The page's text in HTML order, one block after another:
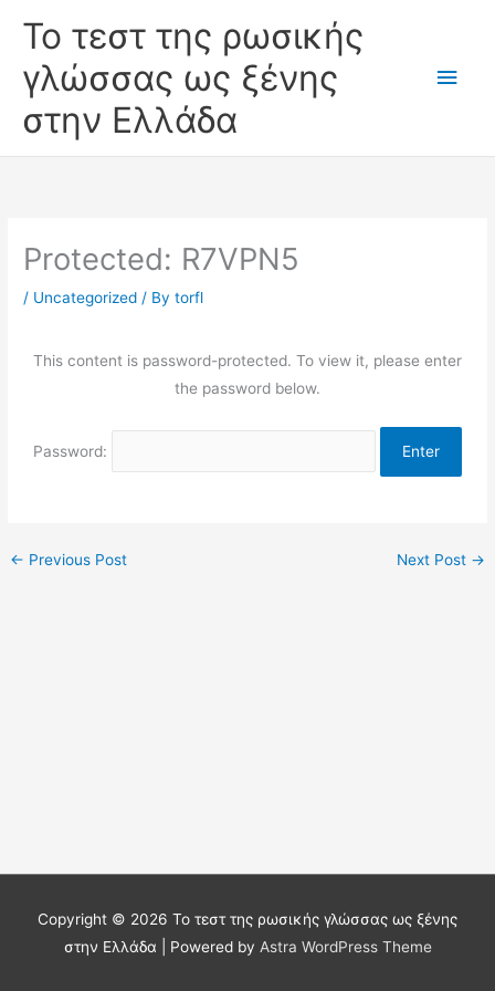
content
Το τεστ της ρωσικής
γλώσσας ως ξένης
στην Ελλάδα
Protected: R7VPN5
/ Uncategorized / Bytorfl
This content is password-protected. To view it, please enter
the password below.
Password:
← Previous Post Next Post →
Copyright © 2026 Το τεστ της ρωσικής γλώσσας ως ξένης
στην Ελλάδα | Powered by Astra WordPress Theme